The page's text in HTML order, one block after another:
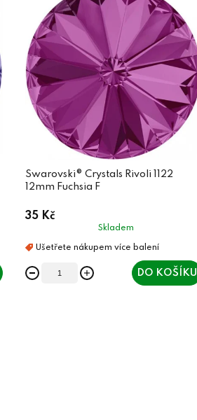
Swarovski® Crystals Rivoli 1122
12mm Fuchsia F
35 Kč
Skladem
DO KOŠÍKU